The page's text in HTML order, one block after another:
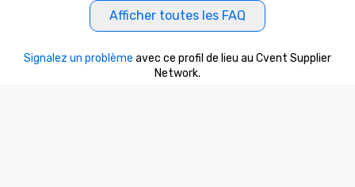
Afficher toutes les FAQ
Signalez un problème avec ce profil de lieu au Cvent Supplier
Network.